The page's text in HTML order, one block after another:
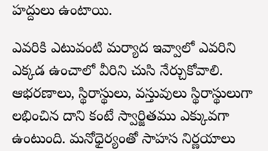
హద్దులు ఉంటాయి.
ఎవరికి ఎటువంటి మర్యాద ఇవ్వాలో ఎవరిని
ఎక్కడ ఉంచాలో వీరిని చుసి నేర్చుకోవాలి.
ఆభరణాలు, స్థిరాస్థులు, వస్తువులు స్థిరాస్థులుగా
లభించిన దాని కంటే స్వార్జితము ఎక్కువగా
ఉంటుంది. మనోధైర్యంతో సాహస నిర్ణయాలు